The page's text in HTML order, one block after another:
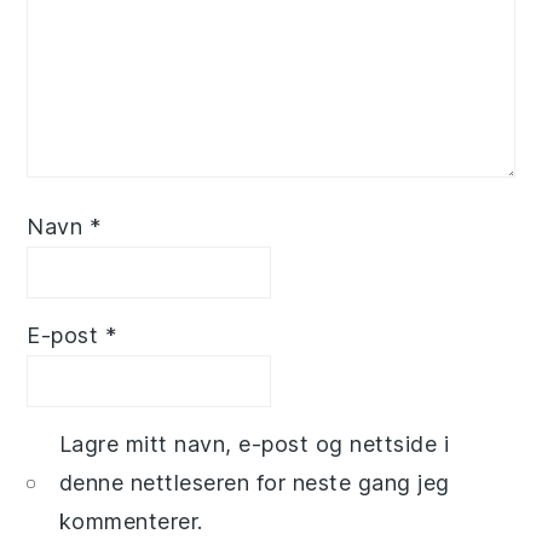
Navn *
E-post *
Lagre mitt navn, e-post og nettside i
denne nettleseren for neste gang jeg
kommenterer.